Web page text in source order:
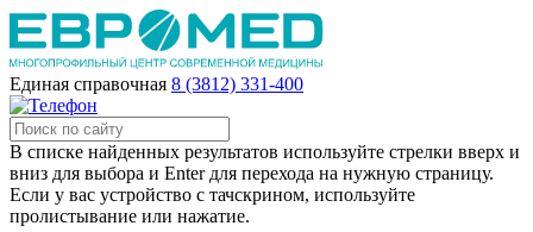
Единая справочная 8 (3812) 331-400
В списке найденных результатов используйте стрелки вверх и
вниз для выбора и Enter для перехода на нужную страницу.
Если у вас устройство с тачскрином, используйте
пролистывание или нажатие.